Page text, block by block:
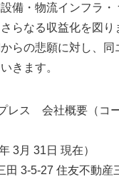
備・物流インフラ
らなる収益化を図
らの悲願に対し、
きます。
レス 会社概要（コ
3月 31日 現在）
田 3-5-27 住友不動産
Japanese